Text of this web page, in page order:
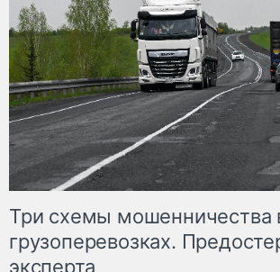
Три схемы мошенничества
грузоперевозках.
эксперта